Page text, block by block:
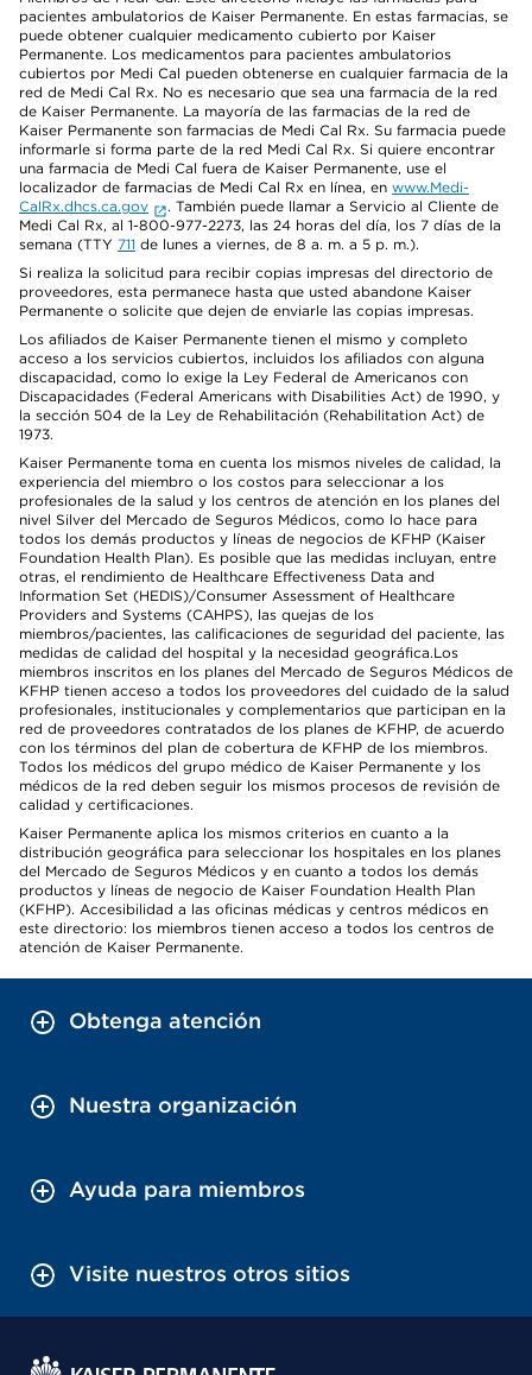
pacientes ambulatorios de Kaiser Permanente. En estas farmacias, se
puede obtener cualquier medicamento cubierto por Kaiser
Permanente. Los medicamentos para pacientes ambulatorios
cubiertos por Medi Cal pueden obtenerse en cualquier farmacia de la
red de Medi Cal Rx. No es necesario que sea una farmacia de la red
de Kaiser Permanente. La mayoría de las farmacias de la red de
Kaiser Permanente son farmacias de Medi Cal Rx. Su farmacia puede
informarle si forma parte de la red Medi Cal Rx. Si quiere encontrar
una farmacia de Medi Cal fuera de Kaiser Permanente, use el
localizador de farmacias de Medi Cal Rx en línea, en www.Medi-
CalRx.dhcs.ca.gov
. También puede llamar a Servicio al Cliente de
Medi Cal Rx, al 1-800-977-2273, las 24 horas del día, los 7 días de la
semana (TTY 711 de lunes a viernes, de 8 a. m. a 5 p. m.).
Si realiza la solicitud para recibir copias impresas del directorio de
proveedores, esta permanece hasta que usted abandone Kaiser
Permanente o solicite que dejen de enviarle las copias impresas.
Los afiliados de Kaiser Permanente tienen el mismo y completo
acceso a los servicios cubiertos, incluidos los afiliados con alguna
discapacidad, como lo exige la Ley Federal de Americanos con
Discapacidades (Federal Americans with Disabilities Act) de 1990, y
la sección 504 de la Ley de Rehabilitación (Rehabilitation Act) de
1973.
Kaiser Permanente toma en cuenta los mismos niveles de calidad, la
experiencia del miembro o los costos para seleccionar a los
profesionales de la salud y los centros de atención en los planes del
nivel Silver del Mercado de Seguros Médicos, como lo hace para
todos los demás productos y líneas de negocios de KFHP (Kaiser
Foundation Health Plan). Es posible que las medidas incluyan, entre
otras, el rendimiento de Healthcare Effectiveness Data and
Information Set (HEDIS)/Consumer Assessment of Healthcare
Providers and Systems (CAHPS), las quejas de los
miembros/pacientes, las calificaciones de seguridad del paciente, las
medidas de calidad del hospital y la necesidad geográfica.Los
miembros inscritos en los planes del Mercado de Seguros Médicos de
KFHP tienen acceso a todos los proveedores del cuidado de la salud
profesionales, institucionales y complementarios que participan en la
red de proveedores contratados de los planes de KFHP, de acuerdo
con los términos del plan de cobertura de KFHP de los miembros.
Todos los médicos del grupo médico de Kaiser Permanente y los
médicos de la red deben seguir los mismos procesos de revisión de
calidad y certificaciones.
Kaiser Permanente aplica los mismos criterios en cuanto a la
distribución geográfica para seleccionar los hospitales en los planes
del Mercado de Seguros Médicos y en cuanto a todos los demás
productos y líneas de negocio de Kaiser Foundation Health Plan
(KFHP). Accesibilidad a las oficinas médicas y centros médicos en
este directorio: los miembros tienen acceso a todos los centros de
atención de Kaiser Permanente.
Obtenga atención
Nuestra organización
Ayuda para miembros
Visite nuestros otros sitios